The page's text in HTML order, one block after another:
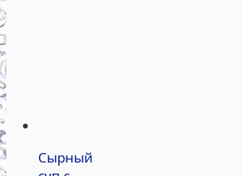
Сырный